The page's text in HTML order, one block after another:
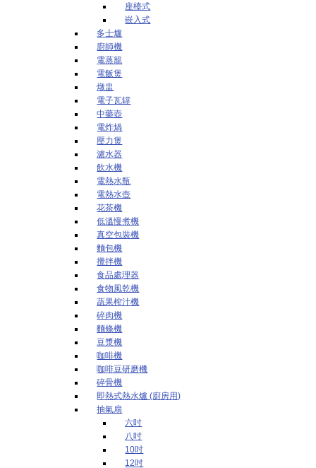
座檯式
嵌入式
多士爐
廚師機
電蒸籠
電飯煲
燉盅
電子瓦罉
中藥壺
電炸煱
壓力煲
濾水器
飲水機
電熱水瓶
電熱水壺
花茶機
低溫慢煮機
真空包裝機
麵包機
攪拌機
食品處理器
食物風乾機
蔬果榨汁機
碎肉機
麵條機
豆漿機
咖啡機
咖啡豆研磨機
碎骨機
即熱式熱水爐 (廚房用)
抽氣扇
六吋
八吋
10吋
12吋